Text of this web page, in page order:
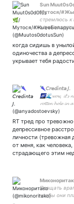
Sun
Мутося/
стремлюсь к
слушаю
готовлюсб к
ООС ван лав
ей|
когда сидишь в
одиночества а
укрывает тебя
🌂𝘊𝘳𝘦𝘥𝘪𝘯𝘵𝘢 𝘑.
🌌🌊𝔀𝓸𝔀, 𝓲𝓽'𝓼
𝓻𝓸𝓽𝓽𝓮𝓷 𝓱𝓸𝓵𝓮 𝓲𝓷
🪐~
RT тред про
депрессивное
личности (тревожная
от меня, как человека,
страдающего этим
Прощать
чтобы они